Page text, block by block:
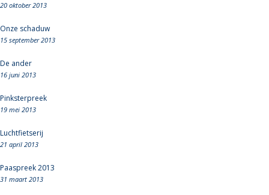
20 oktober 2013
Onze schaduw
15 september 2013
De ander
16 juni 2013
Pinksterpreek
19 mei 2013
Luchtfietserij
21 april 2013
Paaspreek 2013
31 maart 2013